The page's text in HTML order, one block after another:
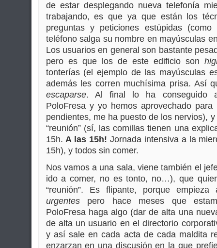
de estar desplegando nueva telefonía
trabajando, es que ya que están los
preguntas y peticiones estúpidas
teléfono salga su nombre en mayúsculas
Los usuarios en general son bastante
pero es que los de este edificio son
tonterías (el ejemplo de las mayúsculas
además les corren muchísima prisa. Así
escaparse. Al final lo ha conseguido
PoloFresa y yo hemos aprovechado
pendientes, me ha puesto de los nervios),
“reunión” (sí, las comillas tienen una
15h.A las 15h! Jornada intensiva a la
15h), y todos sin comer.
Nos vamos a una sala, viene también el
ido a comer, no es tonto, no…), que
“reunión”. Es flipante, porque
urgentespero hace meses que
PoloFresa haga algo (dar de alta una
de alta un usuario en el directorio
y así sale en cada acta de cada maldita
enzarzan en una discusión en la que